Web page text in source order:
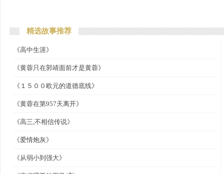
精选故事推荐
《高中生涯》
《黄蓉只在郭靖面前才是黄蓉》
《１５００欧元的道德底线》
《黄蓉在第957天离开》
《高三,不相信传说》
《爱情炮灰》
《从弱小到强大》